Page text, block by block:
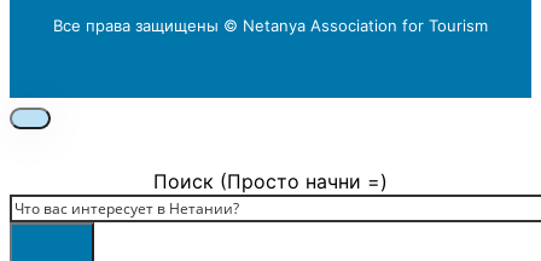
Все права защищены © Netanya Association for Tourism
Поиск (Просто начни =)
Поиск